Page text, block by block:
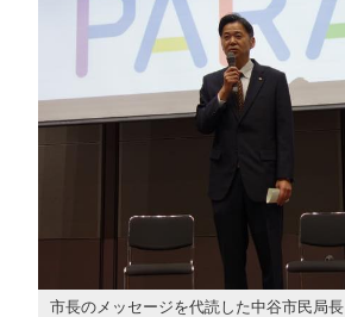
市長のメッセージを代読した中谷市民局長